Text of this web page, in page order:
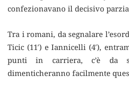
confezionavano il decisivo
Tra i romani, da segnalare
Ticic (11′) e Iannicelli (4′),
punti in carriera, c’è da
dimenticheranno facilmente